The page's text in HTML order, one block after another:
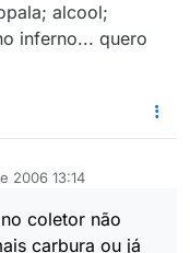
alcool;
inferno... quero
2006 13:14
coletor não
carbura ou já